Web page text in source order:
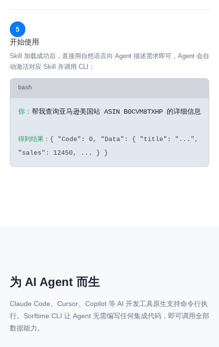
5
开始使用
Skill 加载成功后，直接用自然语言向 Agent 描述需求即可，Agent 会自
动激活对应 Skill 并调用 CLI：
bash
你： 帮我查询亚马逊美国站 ASIN B0CVM8TXHP 的详细信息
得到结果： { "Code": 0, "Data": { "title": "...",
"sales": 12450, ... } }
为 AI Agent 而生
Claude Code、Cursor、Copilot 等 AI 开发工具原生支持命令行执
行。Sorftime CLI 让 Agent 无需编写任何集成代码，即可调用全部
数据能力。